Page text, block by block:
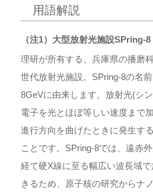
用語解説
（注1）大型放射光施設SPring-8
理研が所有する、兵庫県の播磨
世代放射光施設。SPring-8の名
8GeVに由来します。放射光(シ
電子を光とほぼ等しい速度まで
進行方向を曲げたときに発生す
ことです。SPring-8では、遠赤
経て硬X線に至る幅広い波長域
きるため、原子核の研究からナ